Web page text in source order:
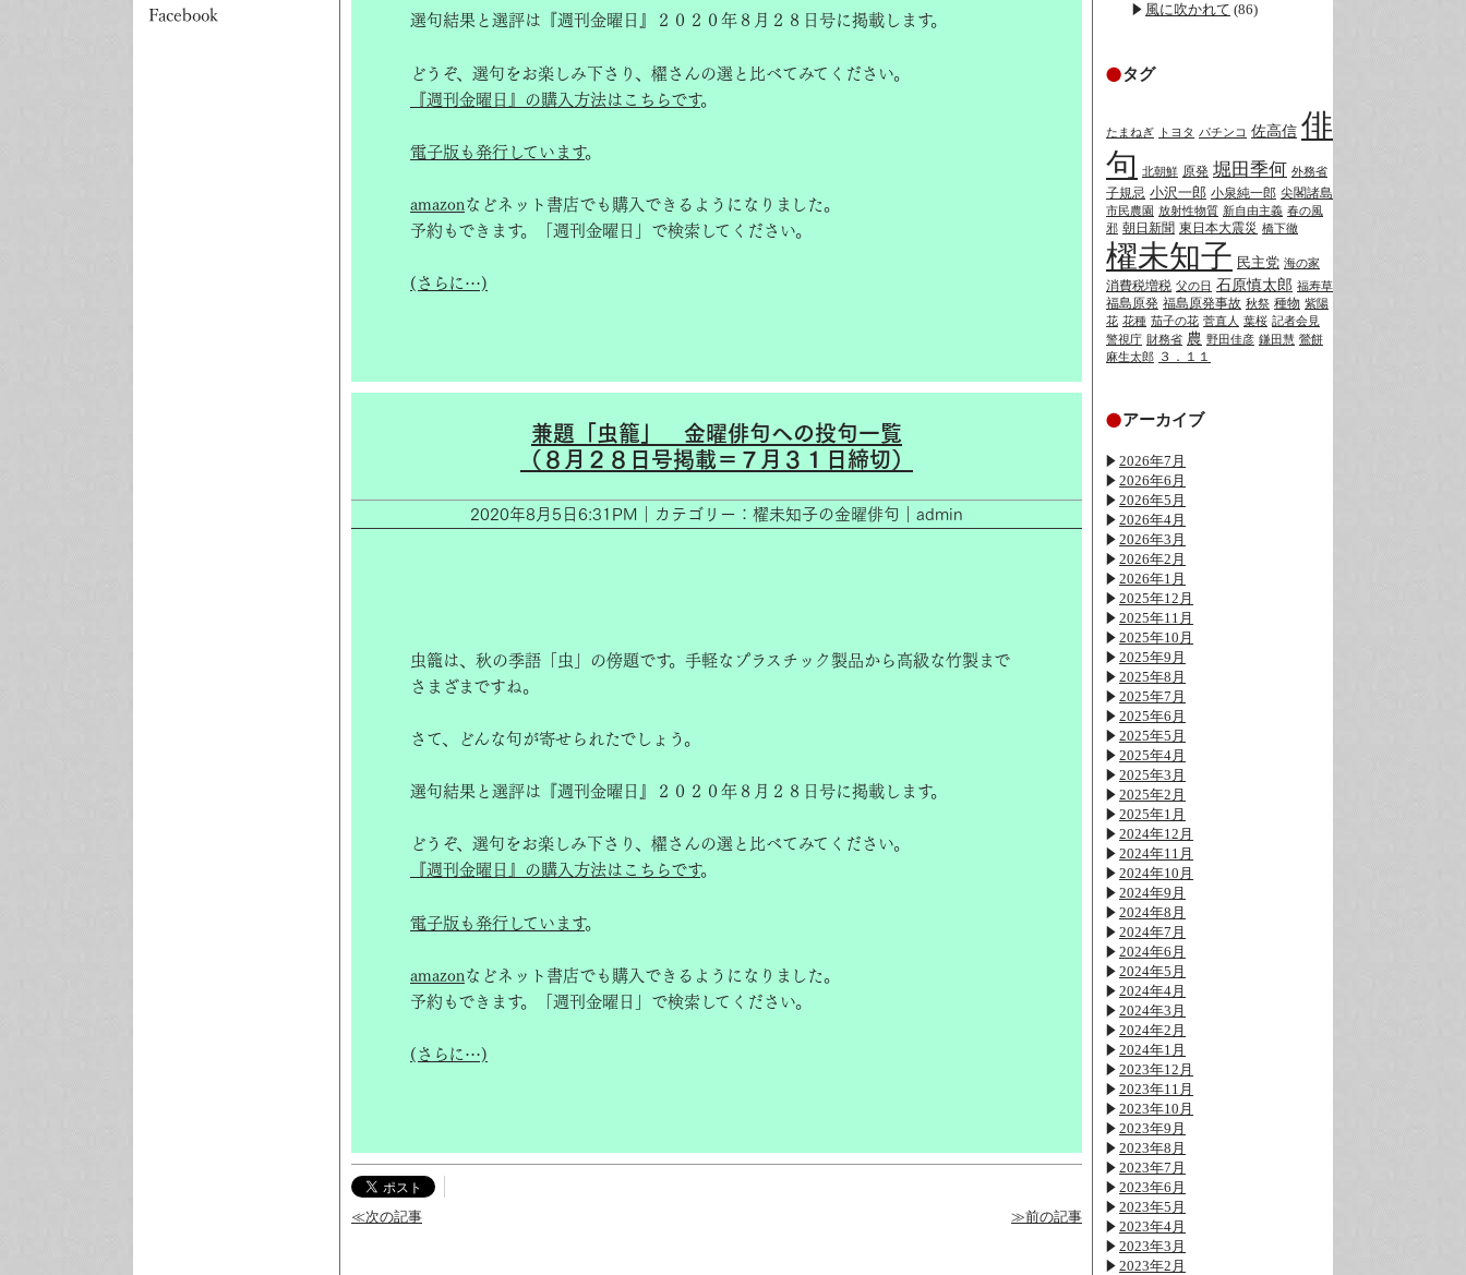
選句結果と選評は『週刊金曜日』２０２０年８月２８日号に掲載します。
どうぞ、選句をお楽しみ下さり、櫂さんの選と比べてみてください。
『週刊金曜日』の購入方法はこちらです。
電子版も発行しています。
amazon などネット書店でも購入できるようになりました。
予約もできます。「週刊金曜日」で検索してください。
(さらに…)
兼題「虫籠」__金曜俳句への投句一覧
（８月２８日号掲載＝７月３１日締切）
2020年8月5日6:31PM｜カテゴリー：櫂未知子の金曜俳句｜admin
虫籠は、秋の季語「虫」の傍題です。手軽なプラスチック製品から高級な竹製まで
さまざまですね。
さて、どんな句が寄せられたでしょう。
選句結果と選評は『週刊金曜日』２０２０年８月２８日号に掲載します。
どうぞ、選句をお楽しみ下さり、櫂さんの選と比べてみてください。
『週刊金曜日』の購入方法はこちらです。
電子版も発行しています。
amazon などネット書店でも購入できるようになりました。
予約もできます。「週刊金曜日」で検索してください。
(さらに…)
≪次の記事 ≫前の記事
風に吹かれて (86)
タグ
たまねぎ トヨタ パチンコ 佐高信 俳
句 北朝鮮 原発 堀田季何 外務省
子規忌 小沢一郎 小泉純一郎 尖閣諸島
市民農園 放射性物質 新自由主義 春の風
邪 朝日新聞 東日本大震災 橋下徹
櫂未知子 民主党 海の家
消費税増税 父の日 石原慎太郎 福寿草
福島原発 福島原発事故 秋祭 種物 紫陽
花 花種 茄子の花 菅直人 葉桜 記者会見
警視庁 財務省 農 野田佳彦 鎌田慧 鶯餅
麻生太郎 ３．１１
アーカイブ
2026年7月
2026年6月
2026年5月
2026年4月
2026年3月
2026年2月
2026年1月
2025年12月
2025年11月
2025年10月
2025年9月
2025年8月
2025年7月
2025年6月
2025年5月
2025年4月
2025年3月
2025年2月
2025年1月
2024年12月
2024年11月
2024年10月
2024年9月
2024年8月
2024年7月
2024年6月
2024年5月
2024年4月
2024年3月
2024年2月
2024年1月
2023年12月
2023年11月
2023年10月
2023年9月
2023年8月
2023年7月
2023年6月
2023年5月
2023年4月
2023年3月
2023年2月